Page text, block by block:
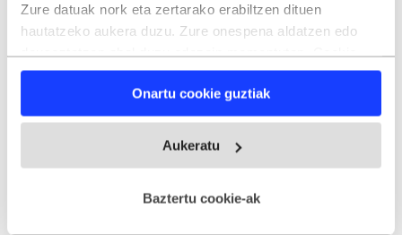
Zure datuak nork eta zertarako erabiltzen dituen
hautatzeko aukera duzu. Zure onespena aldatzen edo
deuseztatzen ahal duzu edozein momentutan, Cookie
deklaraziotik edo Privacy triggerean klikatuz.
If you allow, we would also like to:
Collect information about your geographical
Identify your device by actively scanning it for
Onartu cookie guztiak
Aukeratu
Baztertu cookie-ak